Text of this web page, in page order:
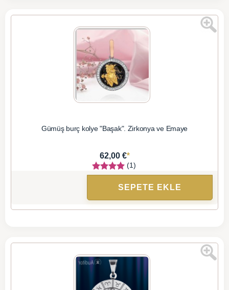
Gümüş burç kolye "Başak". Zirkonya ve Emaye
62,00 €*
(1)
SEPETE EKLE